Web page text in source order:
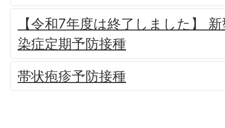
【令和7年度は終了しました】
染症定期予防接種
帯状疱疹予防接種